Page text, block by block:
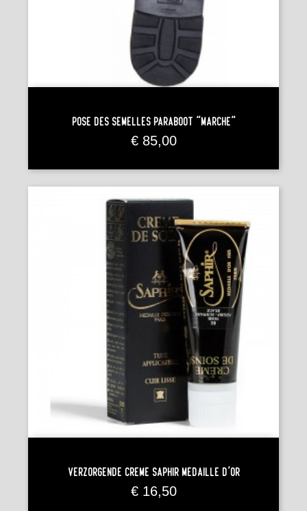
Pose Des Semelles Paraboot "Marche"
Prijs
€ 85,00
Verzorgende Crème Saphir Médaille D'Or
Prijs
€ 16,50